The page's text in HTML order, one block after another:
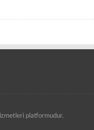
platformudur.